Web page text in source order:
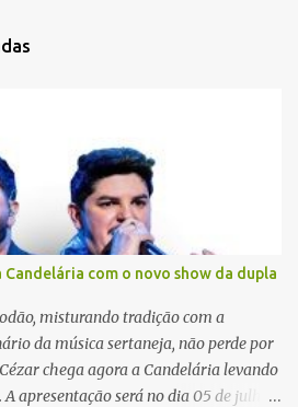
com o novo show da dupla
misturando tradição com a
da música sertaneja, não perde por
chega agora a Candelária levando
A apresentação será no dia 05 de julho